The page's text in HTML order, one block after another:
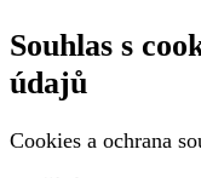
Souhlas s
údajů
Cookies a ochrana